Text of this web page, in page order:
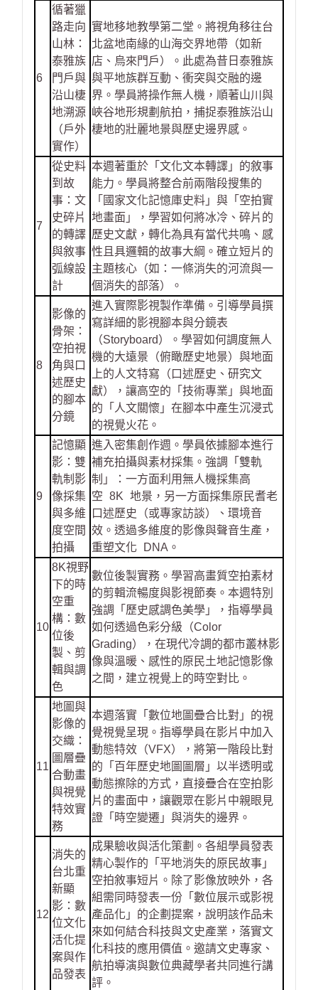
6
循著獵
路走向
山林：
泰雅族
門戶與
沿山棲
地溯源
（戶外
實作）
實地移地教學第二堂。將視角移往台
北盆地南緣的山海交界地帶（如新
店、烏來門戶）。此處為昔日泰雅族
與平地族群互動、衝突與交融的邊
界。學員將操作無人機，順著山川與
峽谷地形規劃航拍，捕捉泰雅族沿山
棲地的壯麗地景與歷史邊界感。
7
從史料
到故
事：文
史碎片
的轉譯
與敘事
弧線設
計
本週著重於「文化文本轉譯」的敘事
能力。學員將整合前兩階段搜集的
「國家文化記憶庫史料」與「空拍實
地畫面」，學習如何將冰冷、碎片的
歷史文獻，轉化為具有當代共鳴、感
性且具邏輯的故事大綱。確立短片的
主題核心（如：一條消失的河流與一
個消失的部落）。
8
影像的
骨架：
空拍視
角與口
述歷史
的腳本
分鏡
進入實際影視製作準備。引導學員撰
寫詳細的影視腳本與分鏡表
（Storyboard）。學習如何調度無人
機的大遠景（俯瞰歷史地景）與地面
上的人文特寫（口述歷史、研究文
獻），讓高空的「技術專業」與地面
的「人文關懷」在腳本中產生沉浸式
的視覺火花。
9
記憶顯
影：雙
軌制影
像採集
與多維
度空間
拍攝
進入密集創作週。學員依據腳本進行
補充拍攝與素材採集。強調「雙軌
制」：一方面利用無人機採集高
空 8K 地景，另一方面採集原民耆老
口述歷史（或專家訪談）、環境音
效。透過多維度的影像與聲音生產，
重塑文化 DNA。
10
8K視野
下的時
空重
構：數
位後
製、剪
輯與調
色
數位後製實務。學習高畫質空拍素材
的剪輯流暢度與影視節奏。本週特別
強調「歷史感調色美學」，指導學員
如何透過色彩分級（Color
Grading），在現代冷調的都市叢林影
像與溫暖、感性的原民土地記憶影像
之間，建立視覺上的時空對比。
11
地圖與
影像的
交織：
圖層疊
合動畫
與視覺
特效實
務
本週落實「數位地圖疊合比對」的視
覺視覺呈現。指導學員在影片中加入
動態特效（VFX），將第一階段比對
的「百年歷史地圖圖層」以半透明或
動態擦除的方式，直接疊合在空拍影
片的畫面中，讓觀眾在影片中親眼見
證「時空變遷」與消失的邊界。
12
消失的
台北重
新顯
影：數
位文化
活化提
案與作
品發表
成果驗收與活化策劃。各組學員發表
精心製作的「平地消失的原民故事」
空拍敘事短片。除了影像放映外，各
組需同時發表一份「數位展示或影視
產品化」的企劃提案，說明該作品未
來如何結合科技與文史產業，落實文
化科技的應用價值。邀請文史專家、
航拍導演與數位典藏學者共同進行講
評。